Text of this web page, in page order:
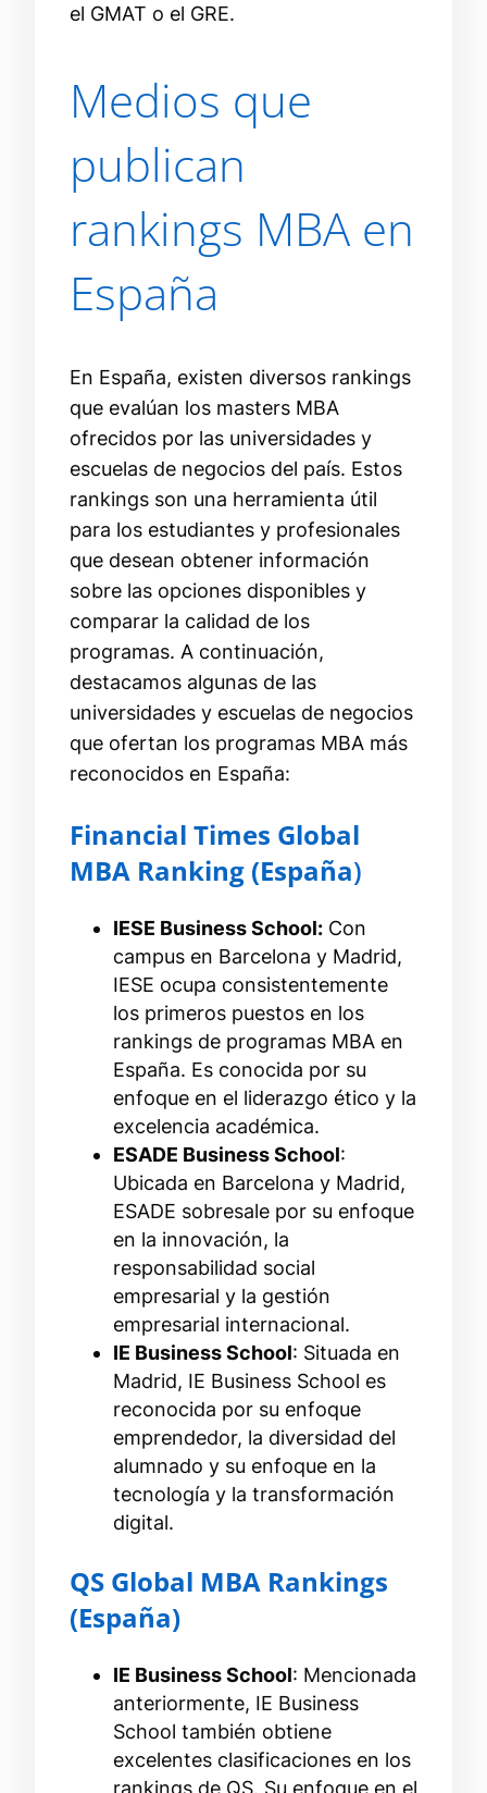
el GMAT o el GRE.
Medios que
publican
rankings MBA en
España
En España, existen diversos rankings
que evalúan los masters MBA
ofrecidos por las universidades y
escuelas de negocios del país. Estos
rankings son una herramienta útil
para los estudiantes y profesionales
que desean obtener información
sobre las opciones disponibles y
comparar la calidad de los
programas. A continuación,
destacamos algunas de las
universidades y escuelas de negocios
que ofertan los programas MBA más
reconocidos en España:
Financial Times Global
MBA Ranking (España)
IESE Business School: Con
campus en Barcelona y Madrid,
IESE ocupa consistentemente
los primeros puestos en los
rankings de programas MBA en
España. Es conocida por su
enfoque en el liderazgo ético y la
excelencia académica.
ESADE Business School:
Ubicada en Barcelona y Madrid,
ESADE sobresale por su enfoque
en la innovación, la
responsabilidad social
empresarial y la gestión
empresarial internacional.
IE Business School: Situada en
Madrid, IE Business School es
reconocida por su enfoque
emprendedor, la diversidad del
alumnado y su enfoque en la
tecnología y la transformación
digital.
QS Global MBA Rankings
(España)
IE Business School: Mencionada
anteriormente, IE Business
School también obtiene
excelentes clasificaciones en los
rankings de QS. Su enfoque en el